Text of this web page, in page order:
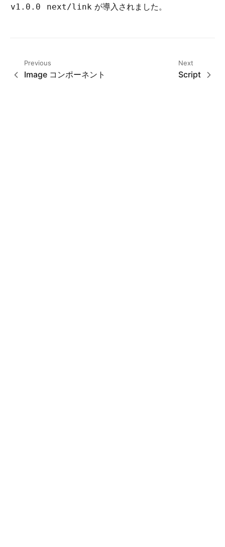
v1.0.0 next/link が導入されました。
Previous
Image コンポーネント
Next
Script